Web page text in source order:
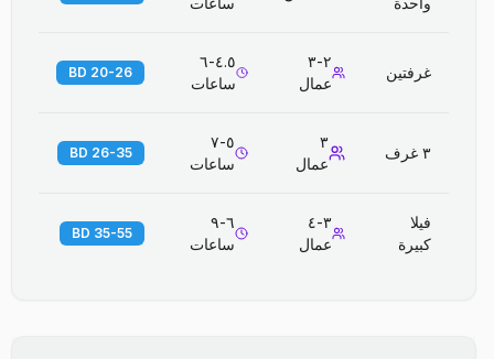
غرفتين
٢-٣
عمال
٤.٥-٦
ساعات
20-26 BD
٣ غرف
٣
عمال
٥-٧
ساعات
26-35 BD
فيلا
كبيرة
٣-٤
عمال
٦-٩
ساعات
35-55 BD